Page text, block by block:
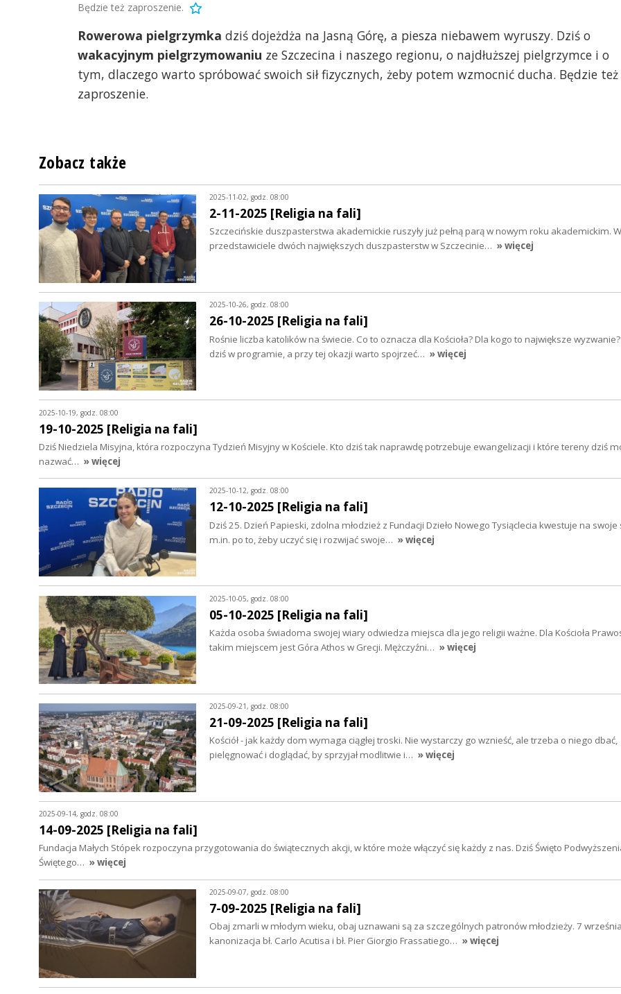
Będzie też zaproszenie.
Rowerowa pielgrzymka dziś dojeżdża na Jasną Górę, a piesza niebawem wyruszy. Dziś o
wakacyjnym pielgrzymowaniu ze Szczecina i naszego regionu, o najdłuższej pielgrzymce i o
tym, dlaczego warto spróbować swoich sił fizycznych, żeby potem wzmocnić ducha. Będzie też
zaproszenie.
Zobacz także
2025-11-02, godz. 08:00
2-11-2025 [Religia na fali]
Szczecińskie duszpasterstwa akademickie ruszyły już pełną parą w nowym roku akademickim.
przedstawiciele dwóch największych duszpasterstw w Szczecinie… » więcej
2025-10-26, godz. 08:00
26-10-2025 [Religia na fali]
Rośnie liczba katolików na świecie. Co to oznacza dla Kościoła? Dla kogo to największe
dziś w programie, a przy tej okazji warto spojrzeć… » więcej
2025-10-19, godz. 08:00
19-10-2025 [Religia na fali]
Dziś Niedziela Misyjna, która rozpoczyna Tydzień Misyjny w Kościele. Kto dziś tak naprawdę potrzebuje ewangelizacji i które tereny dziś
nazwać… » więcej
2025-10-12, godz. 08:00
12-10-2025 [Religia na fali]
Dziś 25. Dzień Papieski, zdolna młodzież z Fundacji Dzieło Nowego Tysiąclecia kwestuje na
m.in. po to, żeby uczyć się i rozwijać swoje… » więcej
2025-10-05, godz. 08:00
05-10-2025 [Religia na fali]
Każda osoba świadoma swojej wiary odwiedza miejsca dla jego religii ważne. Dla Kościoła
takim miejscem jest Góra Athos w Grecji. Mężczyźni… » więcej
2025-09-21, godz. 08:00
21-09-2025 [Religia na fali]
Kościół - jak każdy dom wymaga ciągłej troski. Nie wystarczy go wznieść, ale trzeba o niego dbać,
pielęgnować i doglądać, by sprzyjał modlitwie i… » więcej
2025-09-14, godz. 08:00
14-09-2025 [Religia na fali]
Fundacja Małych Stópek rozpoczyna przygotowania do świątecznych akcji, w które może włączyć się każdy z nas. Dziś Święto
Świętego… » więcej
2025-09-07, godz. 08:00
7-09-2025 [Religia na fali]
Obaj zmarli w młodym wieku, obaj uznawani są za szczególnych patronów młodzieży. 7 września
kanonizacja bł. Carlo Acutisa i bł. Pier Giorgio Frassatiego… » więcej